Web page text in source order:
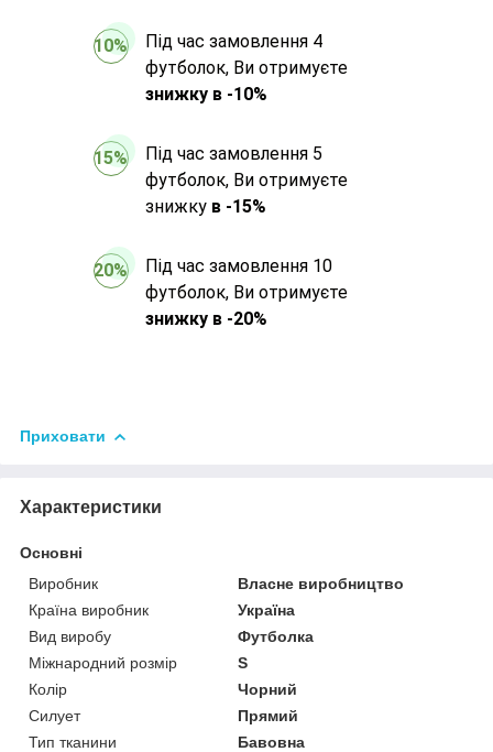
10%
Під час замовлення 4
футболок, Ви отримуєте
знижку в -10%
15%
Під час замовлення 5
футболок, Ви отримуєте
знижку в -15%
20%
Під час замовлення 10
футболок, Ви отримуєте
знижку в -20%
Приховати
Характеристики
Основні
Виробник
Власне виробництво
Країна виробник
Україна
Вид виробу
Футболка
Міжнародний розмір
S
Колір
Чорний
Силует
Прямий
Тип тканини
Бавовна